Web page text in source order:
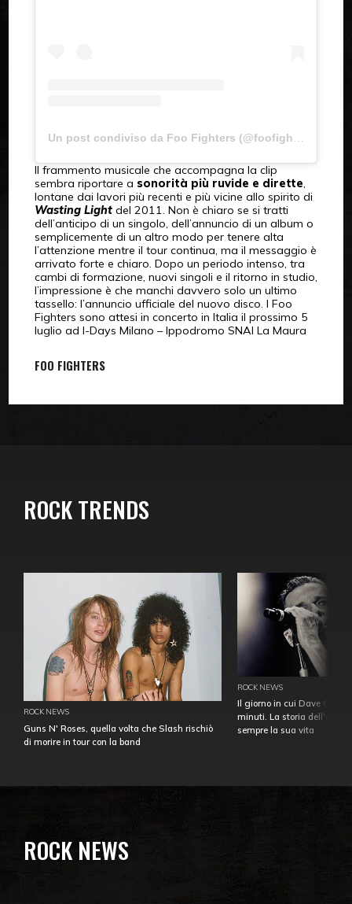
Il frammento musicale che accompagna la clip
sembra riportare a sonorità più ruvide e dirette,
lontane dai lavori più recenti e più vicine allo spirito di
Wasting Light del 2011. Non è chiaro se si tratti
dell’anticipo di un singolo, dell’annuncio di un album o
semplicemente di un altro modo per tenere alta
l’attenzione mentre il tour continua, ma il messaggio è
arrivato forte e chiaro. Dopo un periodo intenso, tra
cambi di formazione, nuovi singoli e il ritorno in studio,
l’impressione è che manchi davvero solo un ultimo
tassello: l’annuncio ufficiale del nuovo disco. I Foo
Fighters sono attesi in concerto in Italia il prossimo 5
luglio ad I-Days Milano – Ippodromo SNAI La Maura
FOO FIGHTERS
ROCK TRENDS
ROCK NEWS
Guns N' Roses, quella volta che Slash rischiò
di morire in tour con la band
ROCK NEWS
Il giorno in cui Dave
minuti. La storia
sempre la sua vita
ROCK NEWS